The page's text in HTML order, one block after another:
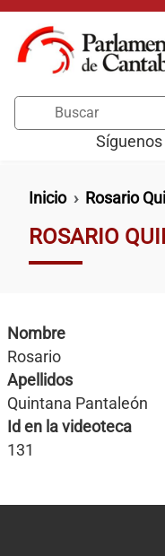
Pasar al contenido
Síguenos
Ruta de
Inicio Rosario
ROSARIO
Nombre
Rosario
Apellidos
Quintana Pantaleón
Id en la videoteca
131